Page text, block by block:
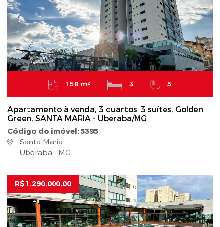
158 m² 3 5
Apartamento à venda, 3 quartos, 3 suítes, Golden
Green, SANTA MARIA - Uberaba/MG
Código do imóvel: 5395
Santa Maria
Uberaba - MG
R$ 1.290.000,00